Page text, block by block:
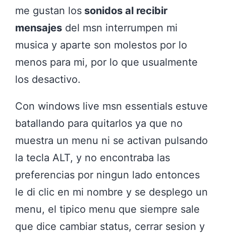
me gustan los sonidos al recibir
mensajes del msn interrumpen mi
musica y aparte son molestos por lo
menos para mi, por lo que usualmente
los desactivo.
Con windows live msn essentials estuve
batallando para quitarlos ya que no
muestra un menu ni se activan pulsando
la tecla ALT, y no encontraba las
preferencias por ningun lado entonces
le di clic en mi nombre y se desplego un
menu, el tipico menu que siempre sale
que dice cambiar status, cerrar sesion y